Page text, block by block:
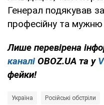
Генерал подякував
професійну та
Лише перевірена
каналі OBOZ.UA та у
фейки!
Україна Російські обстріли